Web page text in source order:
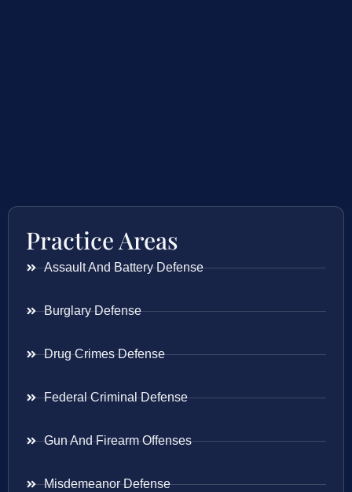
Practice Areas
Assault And Battery Defense
Burglary Defense
Drug Crimes Defense
Federal Criminal Defense
Gun And Firearm Offenses
Misdemeanor Defense